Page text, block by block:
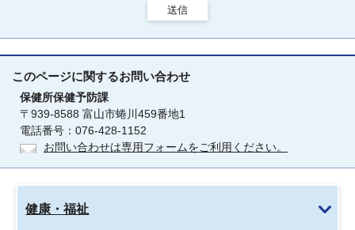
送信
このページに関するお問い合わせ
保健所保健予防課
〒939-8588 富山市蜷川459番地1
電話番号：076-428-1152
お問い合わせは専用フォームをご利用ください。
健康・福祉